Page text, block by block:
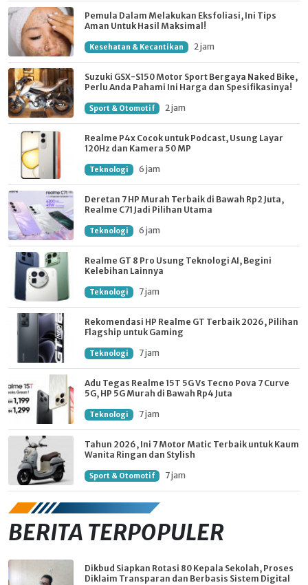
Pemula Dalam Melakukan Eksfoliasi, Ini Tips
Aman Untuk Hasil Maksimal!
Kesehatan & Kecantikan 2 jam
Suzuki GSX-S150 Motor Sport Bergaya Naked Bike,
Perlu Anda Pahami Ini Harga dan Spesifikasinya!
Sport & Otomotif 2 jam
Realme P4x Cocok untuk Podcast, Usung Layar
120Hz dan Kamera 50 MP
Teknologi 6 jam
Deretan 7 HP Murah Terbaik di Bawah Rp2 Juta,
Realme C71 Jadi Pilihan Utama
Teknologi 6 jam
Realme GT 8 Pro Usung Teknologi AI, Begini
Kelebihan Lainnya
Teknologi 7 jam
Rekomendasi HP Realme GT Terbaik 2026, Pilihan
Flagship untuk Gaming
Teknologi 7 jam
Adu Tegas Realme 15T 5G Vs Tecno Pova 7 Curve
5G, HP 5G Murah di Bawah Rp4 Juta
Teknologi 7 jam
Tahun 2026, Ini 7 Motor Matic Terbaik untuk Kaum
Wanita Ringan dan Stylish
Sport & Otomotif 7 jam
BERITA TERPOPULER
Dikbud Siapkan Rotasi 80 Kepala Sekolah, Proses
Diklaim Transparan dan Berbasis Sistem Digital